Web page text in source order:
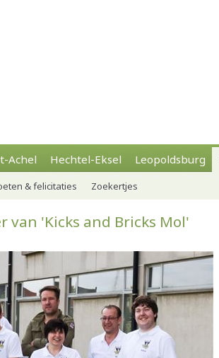
Achel Hechtel-Eksel Leopoldsburg
& felicitaties Zoekertjes
van 'Kicks and Bricks Mol'